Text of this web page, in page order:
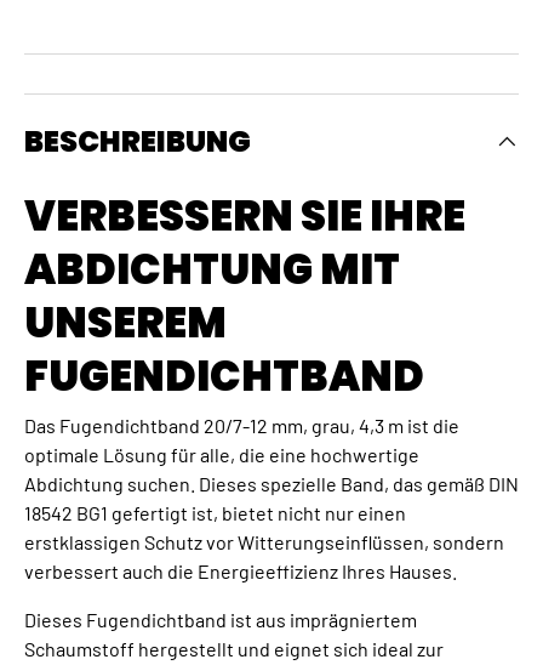
BESCHREIBUNG
VERBESSERN SIE IHRE
ABDICHTUNG MIT
UNSEREM
FUGENDICHTBAND
Das Fugendichtband 20/7-12 mm, grau, 4,3 m ist die
optimale Lösung für alle, die eine hochwertige
Abdichtung suchen. Dieses spezielle Band, das gemäß DIN
18542 BG1 gefertigt ist, bietet nicht nur einen
erstklassigen Schutz vor Witterungseinflüssen, sondern
verbessert auch die Energieeffizienz Ihres Hauses.
Dieses Fugendichtband ist aus imprägniertem
Schaumstoff hergestellt und eignet sich ideal zur